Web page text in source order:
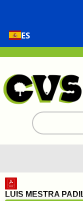
ES
Buscar:
Inicio
LUIS MESTRA